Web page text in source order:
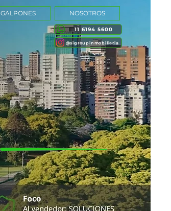
GALPONES NOSOTROS
11 6194 5600
@sigroupinmobiliaria